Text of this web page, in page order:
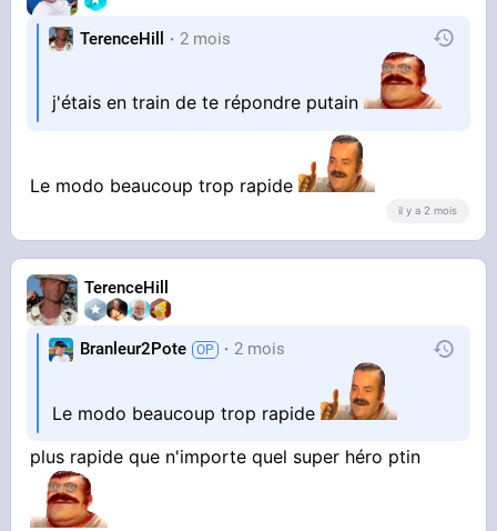
TerenceHill 2 mois
j'étais en train de te répondre putain
Le modo beaucoup trop rapide
il y a 2 mois
TerenceHill
Branleur2Pote 2 mois
Le modo beaucoup trop rapide
plus rapide que n'importe quel super héro ptin